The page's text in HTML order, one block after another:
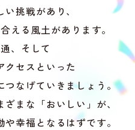
挑戦があり、
える風土があります。
、そして
クセスといった
つなげていきましょう。
まな「おいしい」が、
幸福となるはずです。